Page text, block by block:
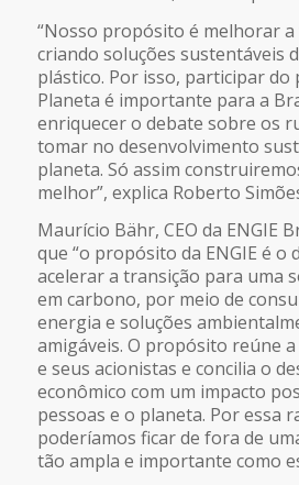
“Nosso propósito é melhorar a
criando soluções sustentáveis
plástico. Por isso, participar do
Planeta é importante para a
enriquecer o debate sobre os
tomar no desenvolvimento
planeta. Só assim
melhor”, explica Roberto
Maurício Bähr, CEO da ENGIE
que “o propósito da ENGIE é o
acelerar a transição para uma
em carbono, por meio de
energia e soluções
amigáveis. O propósito reúne
e seus acionistas e concilia o
econômico com um impacto
pessoas e o planeta. Por essa
poderíamos ficar de fora de
tão ampla e importante como